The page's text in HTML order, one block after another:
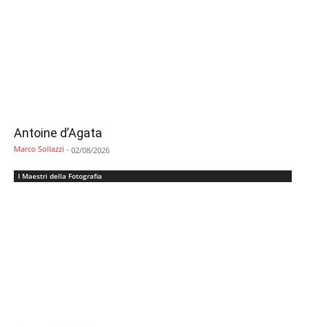
Antoine d’Agata
Marco Sollazzi - 02/08/2026
I Maestri della Fotografia